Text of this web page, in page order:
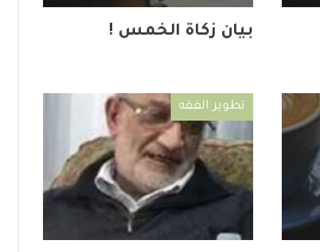
بيان زكاة الخمس !
تطوير الفقه